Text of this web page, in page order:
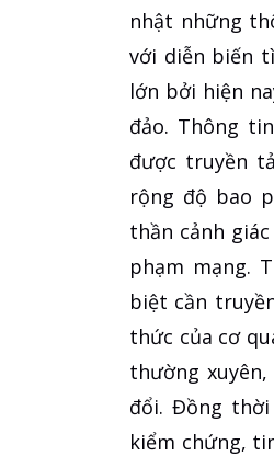
nhật những
với diễn biến
lớn bởi hiện
đảo. Thông
được truyền
rộng độ bao
thần cảnh
phạm mạng.
biệt cần
thức của cơ
thường
đổi. Đồng
kiểm chứng,